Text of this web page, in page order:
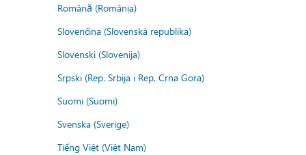
Română (România)
Slovenčina (Slovenská republika)
Slovenski (Slovenija)
Srpski (Rep. Srbija i Rep. Crna Gora)
Suomi (Suomi)
Svenska (Sverige)
Tiếng Việt (Việt Nam)